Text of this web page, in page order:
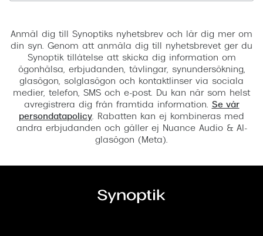
Anmäl dig till Synoptiks nyhetsbrev och lär dig mer om
din syn. Genom att anmäla dig till nyhetsbrevet ger du
Synoptik tillåtelse att skicka dig information om
ögonhälsa, erbjudanden, tävlingar, synundersökning,
glasögon, solglasögon och kontaktlinser via sociala
medier, telefon, SMS och e-post. Du kan när som helst
avregistrera dig från framtida information. Se vår
persondatapolicy. Rabatten kan ej kombineras med
andra erbjudanden och gäller ej Nuance Audio & AI-
glasögon (Meta).